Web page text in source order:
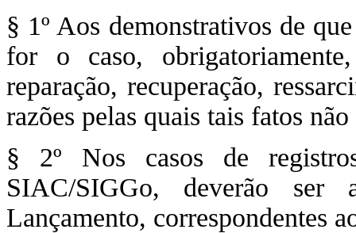
§ 1º Aos demonstrativos de
for o caso,
reparação, recuperação,
razões pelas quais tais fatos
§ 2º Nos casos de
SIAC/SIGGo, deverão ser
Lançamento, correspondentes